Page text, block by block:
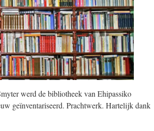
werd de bibliotheek van Ehipassiko
geïnventariseerd. Prachtwerk. Hartelijk dank